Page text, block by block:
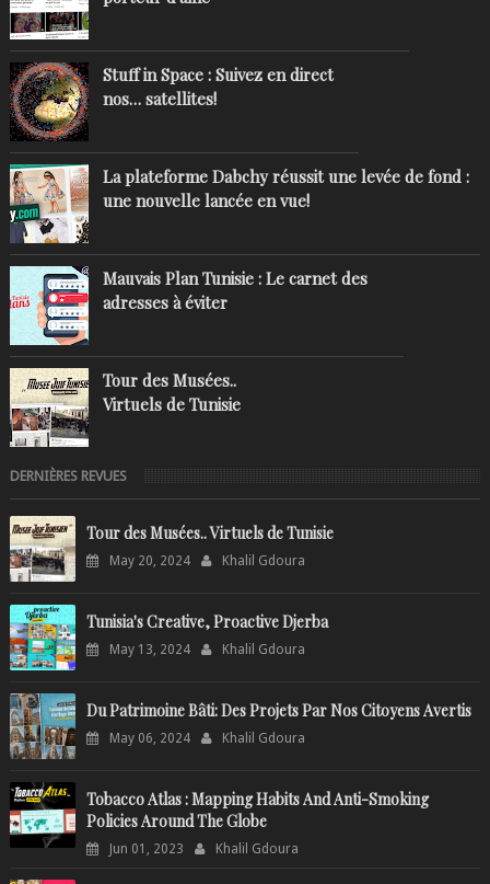
Stuff in Space : Suivez en direct
nos… satellites!
La plateforme Dabchy réussit une levée de fond :
une nouvelle lancée en vue!
Mauvais Plan Tunisie : Le carnet des
adresses à éviter
Tour des Musées..
Virtuels de Tunisie
DERNIÈRES REVUES
Tour des Musées.. Virtuels de Tunisie
May 20, 2024 Khalil Gdoura
Tunisia's Creative, Proactive Djerba
May 13, 2024 Khalil Gdoura
Du Patrimoine Bâti: Des Projets Par Nos Citoyens Avertis
May 06, 2024 Khalil Gdoura
Tobacco Atlas : Mapping Habits And Anti-Smoking
Policies Around The Globe
Jun 01, 2023 Khalil Gdoura